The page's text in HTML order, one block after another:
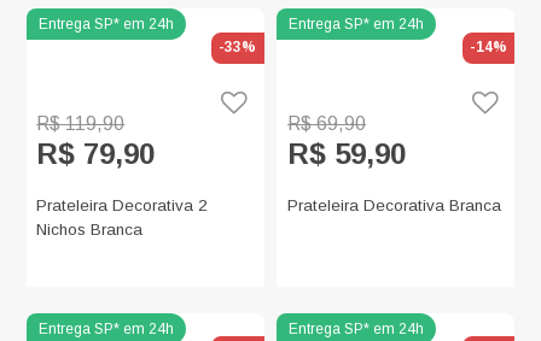
-33%
R$ 119,90
R$ 79,90
Prateleira Decorativa 2
Nichos Branca
-14%
R$ 69,90
R$ 59,90
Prateleira Decorativa Branca